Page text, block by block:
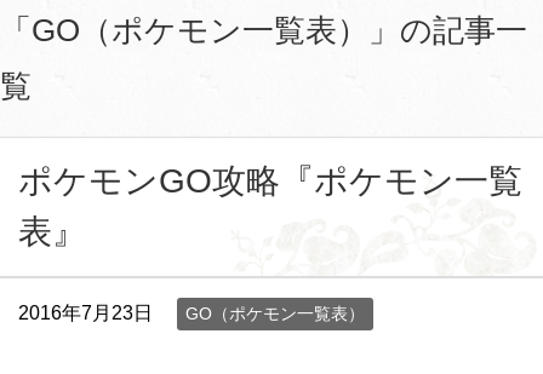
「GO（ポケモン一覧表）」の記事一
覧
ポケモンGO攻略『ポケモン一覧
表』
2016年7月23日 GO（ポケモン一覧表）